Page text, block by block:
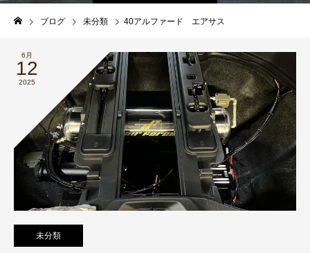
ブログ 未分類 40アルファード エアサス
6月
12
2025
未分類